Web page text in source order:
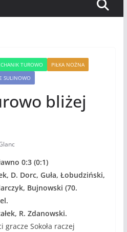
TUROWO
PIŁKA NOŻNA
SULINOWO
bliżej
0:3 (0:1)
D. Dorc, Guła, Łobudziński,
Bujnowski (70.
R. Zdanowski.
gracze Sokoła raczej